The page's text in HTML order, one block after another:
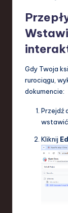
Gdy Twoja
rurociągu,
dokumencie:
Przejdź
wstawić
Kliknij